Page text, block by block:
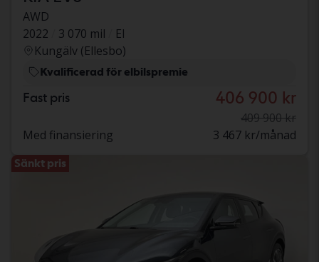
AWD
2022
3 070 mil
El
Kungälv (Ellesbo)
Kvalificerad för elbilspremie
Fast pris 406 900 kr
409 900 kr
Med finansiering
3 467 kr/månad
Sänkt pris